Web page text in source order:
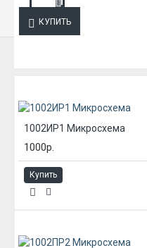
КУПИТЬ
1002ИР1 Микросхема
1000р.
Купить